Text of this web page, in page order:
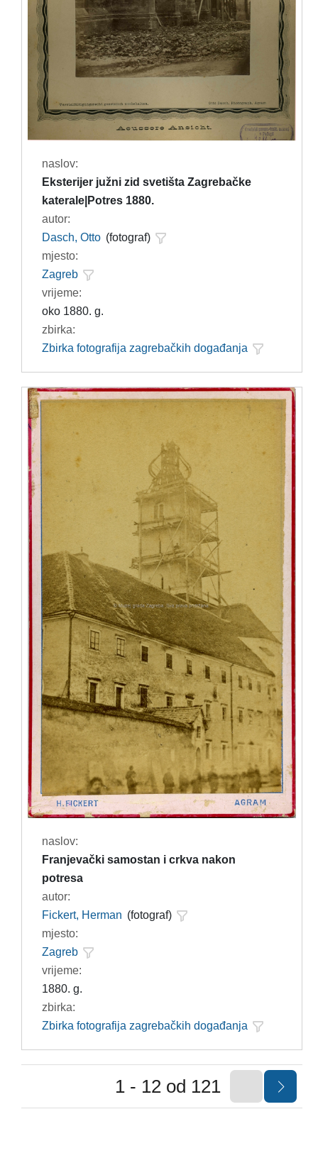
naslov:
Eksterijer južni zid svetišta Zagrebačke
katerale|Potres 1880.
autor:
Dasch, Otto (fotograf)
mjesto:
Zagreb
vrijeme:
oko 1880. g.
zbirka:
Zbirka fotografija zagrebačkih događanja
naslov:
Franjevački samostan i crkva nakon
potresa
autor:
Fickert, Herman (fotograf)
mjesto:
Zagreb
vrijeme:
1880. g.
zbirka:
Zbirka fotografija zagrebačkih događanja
1 - 12 od 121